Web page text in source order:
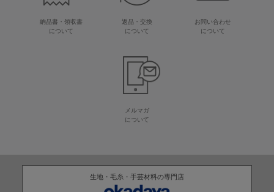
納品書・領収書
について
返品・交換
について
お問い合わせ
について
メルマガ
について
生地・毛糸・手芸材料の専門店